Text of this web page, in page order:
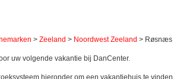
> Zeeland > Noordwest Zeeland > Røsnæs
uw volgende vakantie bij DanCenter.